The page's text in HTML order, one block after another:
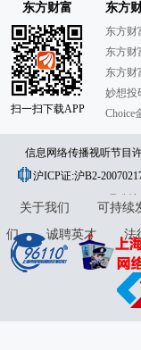
东方财富
扫一扫下载APP
东方
东方财
东方财
东方财
妙想投
Choice
信息网络传播视听节目
沪ICP证:沪B2-
31010402000120号版
关于我们 可持续
们
诚聘英才 法